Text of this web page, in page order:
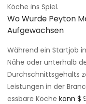
Köche ins Spiel.
Wo Wurde Peyton
Aufgewachsen
Während ein Startjob
Nähe oder unterhalb
Durchschnittsgehalts
Leistungen in der
essbare Köche kann $